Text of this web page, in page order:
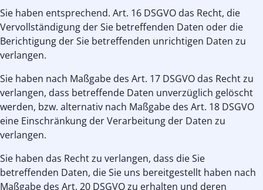
Sie haben entsprechend. Art. 16 DSGVO das Recht, die
Vervollständigung der Sie betreffenden Daten oder die
Berichtigung der Sie betreffenden unrichtigen Daten zu
verlangen.
Sie haben nach Maßgabe des Art. 17 DSGVO das Recht zu
verlangen, dass betreffende Daten unverzüglich gelöscht
werden, bzw. alternativ nach Maßgabe des Art. 18 DSGVO
eine Einschränkung der Verarbeitung der Daten zu
verlangen.
Sie haben das Recht zu verlangen, dass die Sie
betreffenden Daten, die Sie uns bereitgestellt haben nach
Maßgabe des Art. 20 DSGVO zu erhalten und deren